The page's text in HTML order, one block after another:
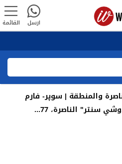
القائمة ارسل
والمنطقة | سوپر- فارم
سنتر" الناصرة، 77...